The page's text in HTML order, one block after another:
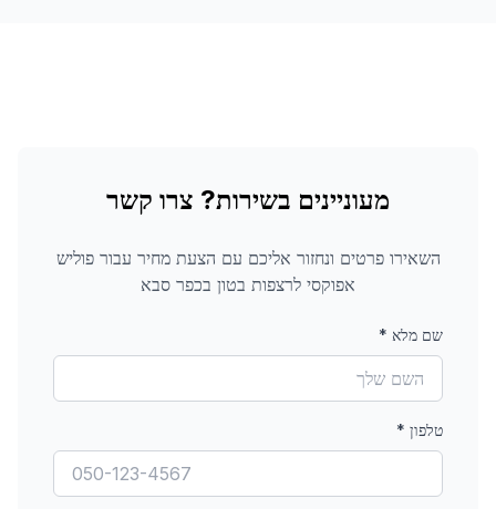
מעוניינים בשירות? צרו קשר
השאירו פרטים ונחזור אליכם עם הצעת מחיר עבורפוליש
אפוקסי לרצפות בטון בכפר סבא
שם מלא *
טלפון *